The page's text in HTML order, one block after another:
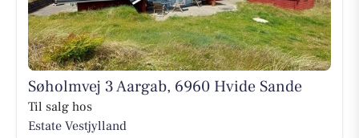
Søholmvej 3 Aargab, 6960 Hvide Sande
Til salg hos
Estate Vestjylland